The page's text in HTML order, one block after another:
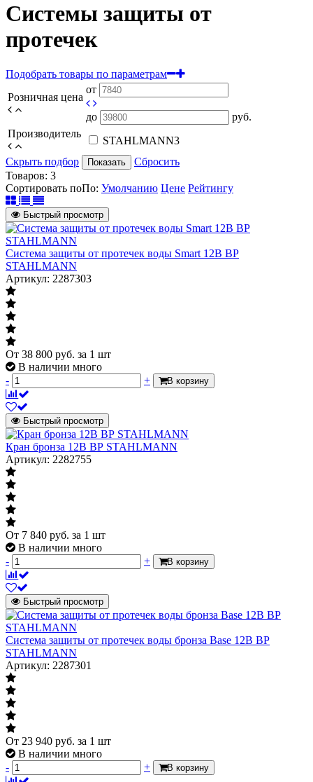
Системы защиты от
протечек
Подобрать товары по параметрам
Розничная цена
от
до
руб.
Производитель
STAHLMANN3
Скрыть подбор
Показать
Сбросить
Товаров: 3
Сортировать поПо: Умолчанию Цене Рейтингу
Быстрый просмотр
Система защиты от протечек воды Smart 12В ВР
STAHLMANN
Артикул: 2287303
От 38 800 руб. за 1 шт
В наличии много
-
+ В корзину
Быстрый просмотр
Кран бронза 12В ВР STAHLMANN
Артикул: 2282755
От 7 840 руб. за 1 шт
В наличии много
-
+ В корзину
Быстрый просмотр
Система защиты от протечек воды бронза Base 12В ВР
STAHLMANN
Артикул: 2287301
От 23 940 руб. за 1 шт
В наличии много
-
+ В корзину